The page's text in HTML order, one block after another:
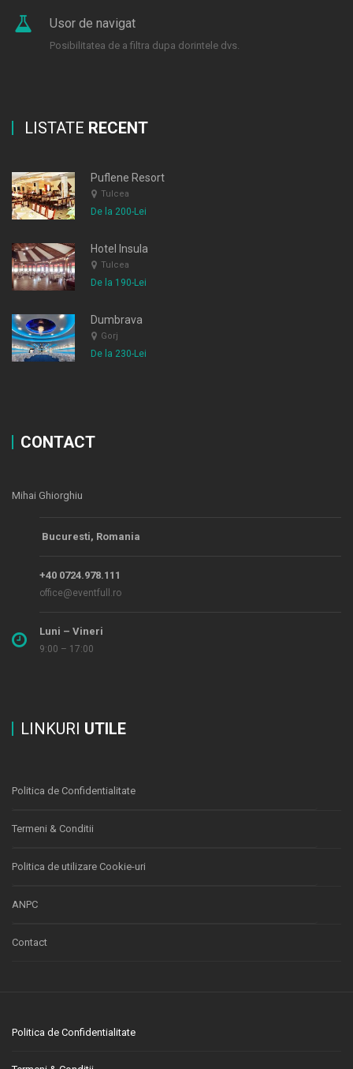
Usor de navigat
Posibilitatea de a filtra dupa dorintele dvs.
LISTATE RECENT
Puflene Resort
Tulcea
De la 200-Lei
Hotel Insula
Tulcea
De la 190-Lei
Dumbrava
Gorj
De la 230-Lei
CONTACT
Mihai Ghiorghiu
Bucuresti, Romania
+40 0724.978.111
office@eventfull.ro
Luni – Vineri
9:00 – 17:00
LINKURI UTILE
Politica de Confidentialitate
Termeni & Conditii
Politica de utilizare Cookie-uri
ANPC
Contact
Politica de Confidentialitate